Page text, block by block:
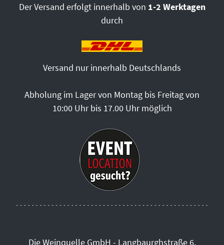
Der Versand erfolgt innerhalb von 1-2 Werktagen
durch
Versand nur innerhalb Deutschlands
Abholung im Lager von Montag bis Freitag von
10:00 Uhr bis 17.00 Uhr möglich
Die Weinquelle GmbH - Langbaurghstraße 6,